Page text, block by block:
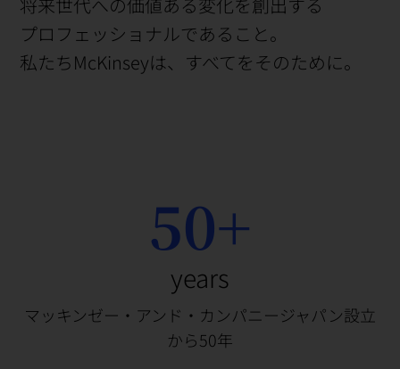
プロフェッショナルであること。
私たちMcKinseyは、すべてをそのために。
50+
years
マッキンゼー・アンド・カンパニージャパン設立
から50年